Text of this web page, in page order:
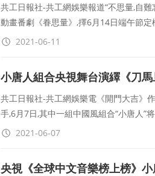
共工日報社-共工網娛樂報道“不思量,自
動畫番劇《眷思量》,擇6月14日端午節定
2021-06-11
小唐人組合央視舞台演繹《刀
共工日報社-共工網娛樂電《開門大吉》
手,6月7日,其中一組中國風組合“小唐人”
2021-06-07
央視《全球中文音樂榜上榜》